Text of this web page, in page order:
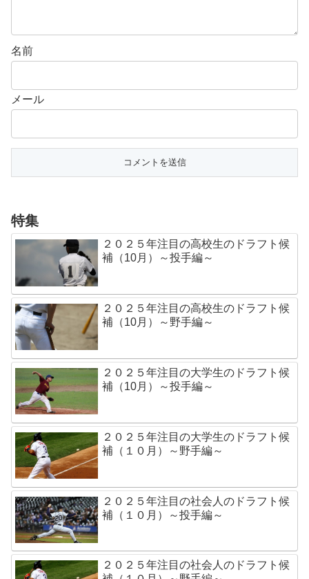
名前
メール
特集
２０２５年注目の高校生のドラフト候
補（10月）～投手編～
２０２５年注目の高校生のドラフト候
補（10月）～野手編～
２０２５年注目の大学生のドラフト候
補（10月）～投手編～
２０２５年注目の大学生のドラフト候
補（１０月）～野手編～
２０２５年注目の社会人のドラフト候
補（１０月）～投手編～
２０２５年注目の社会人のドラフト候